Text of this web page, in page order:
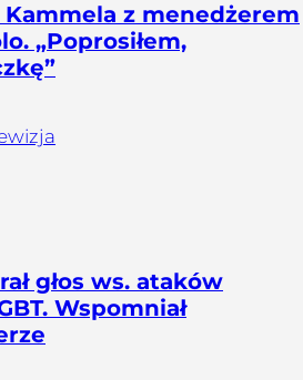
Kammela z menedżerem
„Poprosiłem,
głos ws. ataków
Wspomniał